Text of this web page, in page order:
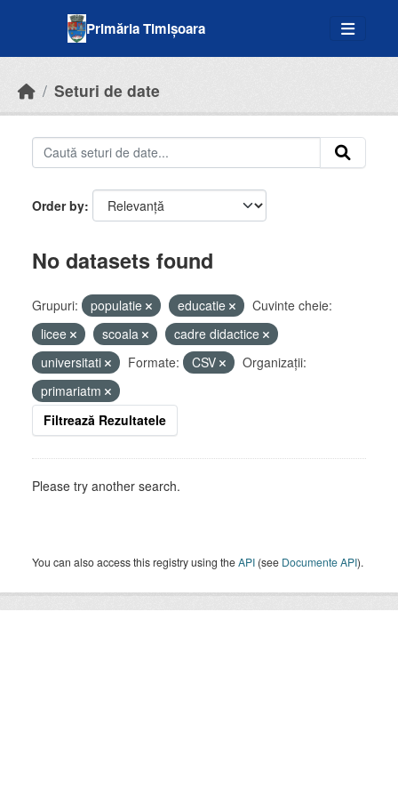
Primăria Timișoara
Seturi de date
Order by
No datasets found
Grupuri: populatie educatie
Cuvinte cheie:
licee
scoala
cadre didactice
universitati
Formate: CSV
Organizații:
primariatm
Filtrează Rezultatele
Please try another search.
You can also access this registry using theAPI (see Documente API).